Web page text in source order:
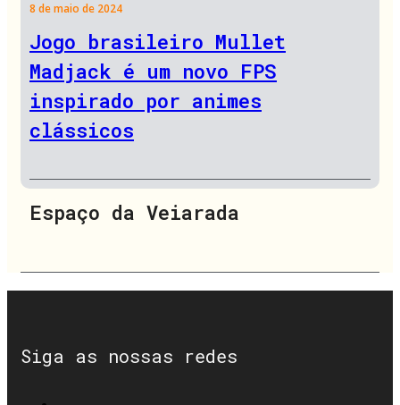
8 de maio de 2024
Jogo brasileiro Mullet
Madjack é um novo FPS
inspirado por animes
clássicos
Espaço da Veiarada
Siga as nossas redes